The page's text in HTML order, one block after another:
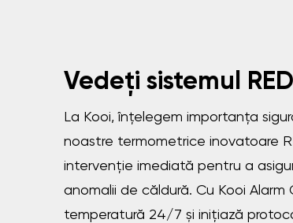
Vedeți sistemul
La Kooi, înțelegem importanța
noastre termometrice inovatoare
intervenție imediată pentru a
anomalii de căldură. Cu Kooi
temperatură 24/7 și inițiază